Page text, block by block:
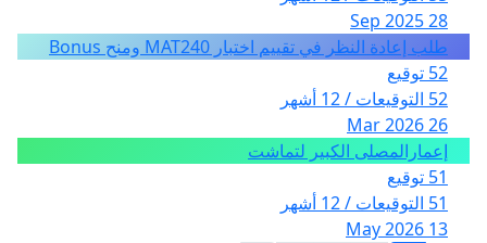
28 Sep 2025
طلب إعادة النظر في تقييم اختبار MAT240 ومنح Bonus
52 توقيع
52 التوقيعات / 12 أشهر
26 Mar 2026
إعمارالمصلى الكبير لتماشت
51 توقيع
51 التوقيعات / 12 أشهر
13 May 2026